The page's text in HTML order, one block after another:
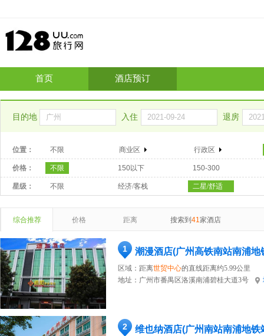
首页 酒店预订
目的地 入住 退房
位置： 不限 商业区 行政区
价格： 不限 150以下 150-300
星级： 不限 经济/客栈 二星/舒适
综合推荐 价格 距离 搜索到 41家酒店
1 潮漫酒店(广州高铁南站南浦地
区域：距离世贸中心的直线距离约5.99公里
地址： 广州市番禺区洛溪南浦碧桂大道3号
2 维也纳酒店(广州南站南浦地铁